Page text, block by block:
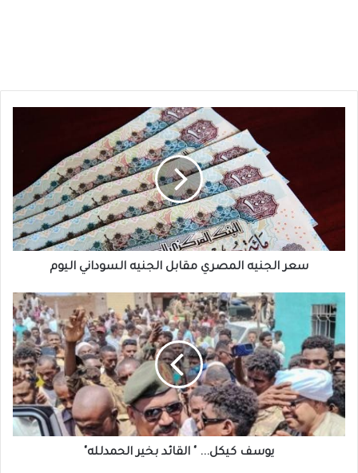
سعر الجنيه المصري مقابل الجنيه السوداني اليوم
يوسف
كيكل...
القائد
بخير
الحمدلله"
يوسف كيكل... " القائد بخير الحمدلله"